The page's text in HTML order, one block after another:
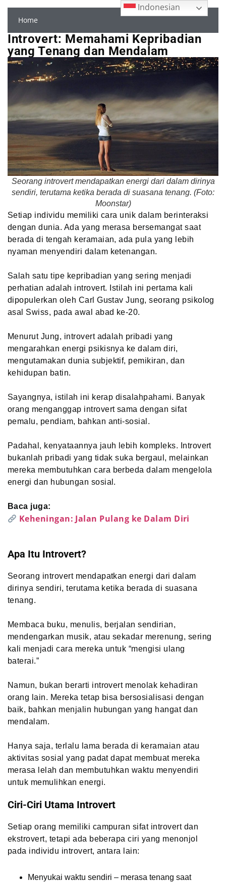
Home
Introvert: Memahami Kepribadian
yang Tenang dan Mendalam
Seorang introvert mendapatkan energi dari dalam dirinya
sendiri, terutama ketika berada di suasana tenang. (Foto:
Moonstar)
Setiap individu memiliki cara unik dalam berinteraksi
dengan dunia. Ada yang merasa bersemangat saat
berada di tengah keramaian, ada pula yang lebih
nyaman menyendiri dalam ketenangan.
Salah satu tipe kepribadian yang sering menjadi
perhatian adalah introvert. Istilah ini pertama kali
dipopulerkan oleh Carl Gustav Jung, seorang psikolog
asal Swiss, pada awal abad ke-20.
Menurut Jung, introvert adalah pribadi yang
mengarahkan energi psikisnya ke dalam diri,
mengutamakan dunia subjektif, pemikiran, dan
kehidupan batin.
Sayangnya, istilah ini kerap disalahpahami. Banyak
orang menganggap introvert sama dengan sifat
pemalu, pendiam, bahkan anti-sosial.
Padahal, kenyataannya jauh lebih kompleks. Introvert
bukanlah pribadi yang tidak suka bergaul, melainkan
mereka membutuhkan cara berbeda dalam mengelola
energi dan hubungan sosial.
Baca juga:
Keheningan: Jalan Pulang ke Dalam Diri
Apa Itu Introvert?
Seorang introvert mendapatkan energi dari dalam
dirinya sendiri, terutama ketika berada di suasana
tenang.
Membaca buku, menulis, berjalan sendirian,
mendengarkan musik, atau sekadar merenung, sering
kali menjadi cara mereka untuk “mengisi ulang
baterai.”
Namun, bukan berarti introvert menolak kehadiran
orang lain. Mereka tetap bisa bersosialisasi dengan
baik, bahkan menjalin hubungan yang hangat dan
mendalam.
Hanya saja, terlalu lama berada di keramaian atau
aktivitas sosial yang padat dapat membuat mereka
merasa lelah dan membutuhkan waktu menyendiri
untuk memulihkan energi.
Ciri-Ciri Utama Introvert
Setiap orang memiliki campuran sifat introvert dan
ekstrovert, tetapi ada beberapa ciri yang menonjol
pada individu introvert, antara lain:
Menyukai waktu sendiri – merasa tenang saat
Indonesian